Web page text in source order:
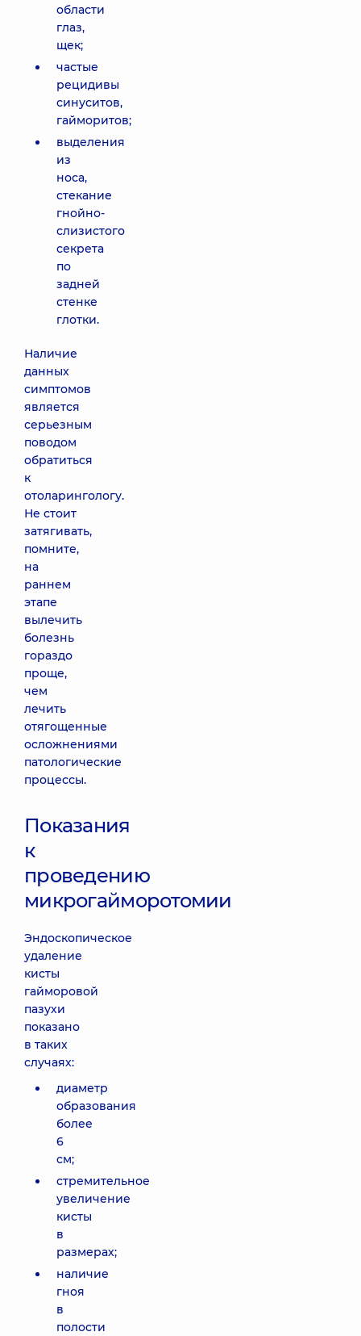
области
глаз,
щек;
частые
рецидивы
синуситов,
гайморитов;
выделения
из
носа,
стекание
гнойно-
слизистого
секрета
по
задней
стенке
глотки.
Наличие
данных
симптомов
является
серьезным
поводом
обратиться
к
отоларингологу.
Не стоит
затягивать,
помните,
на
раннем
этапе
вылечить
болезнь
гораздо
проще,
чем
лечить
отягощенные
осложнениями
патологические
процессы.
Показания
к
проведению
микрогайморотомии
Эндоскопическое
удаление
кисты
гайморовой
пазухи
показано
в таких
случаях:
диаметр
образования
более
6
см;
стремительное
увеличение
кисты
в
размерах;
наличие
гноя
в
полости